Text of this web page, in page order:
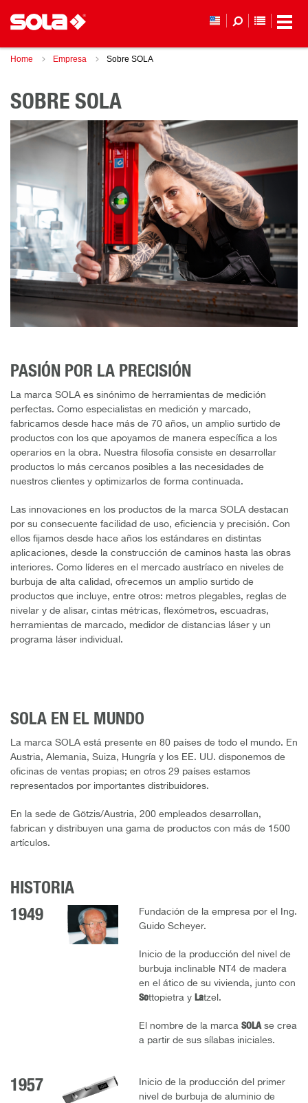
Home Empresa Sobre SOLA
SOBRE SOLA
PASIÓN POR LA PRECISIÓN
La marca SOLA es sinónimo de herramientas de medición
perfectas. Como especialistas en medición y marcado,
fabricamos desde hace más de 70 años, un amplio surtido de
productos con los que apoyamos de manera específica a los
operarios en la obra. Nuestra filosofía consiste en desarrollar
productos lo más cercanos posibles a las necesidades de
nuestros clientes y optimizarlos de forma continuada.
Las innovaciones en los productos de la marca SOLA destacan
por su consecuente facilidad de uso, eficiencia y precisión. Con
ellos fijamos desde hace años los estándares en distintas
aplicaciones, desde la construcción de caminos hasta las obras
interiores. Como líderes en el mercado austríaco en niveles de
burbuja de alta calidad, ofrecemos un amplio surtido de
productos que incluye, entre otros: metros plegables, reglas de
nivelar y de alisar, cintas métricas, flexómetros, escuadras,
herramientas de marcado, medidor de distancias láser y un
programa láser individual.
SOLA EN EL MUNDO
La marca SOLA está presente en 80 países de todo el mundo. En
Austria, Alemania, Suiza, Hungría y los EE. UU. disponemos de
oficinas de ventas propias; en otros 29 países estamos
representados por importantes distribuidores.
En la sede de Götzis/Austria, 200 empleados desarrollan,
fabrican y distribuyen una gama de productos con más de 1500
artículos.
HISTORIA
1949
Fundación de la empresa por el Ing.
Guido Scheyer.
Inicio de la producción del nivel de
burbuja inclinable NT4 de madera
en el ático de su vivienda, junto con
Sottopietra y Latzel.
El nombre de la marca SOLAse crea
a partir de sus sílabas iniciales.
1957
Inicio de la producción del primer
nivel de burbuja de aluminio de
LISTA